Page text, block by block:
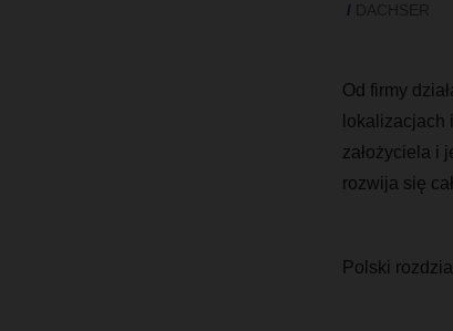
Od firmy
założyciela i
rozwija się
Polski